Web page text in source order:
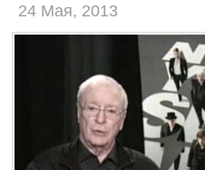
24 Мая, 2013